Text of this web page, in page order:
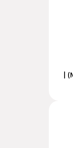
خصم izil | انسخ الرمز (MM50) |